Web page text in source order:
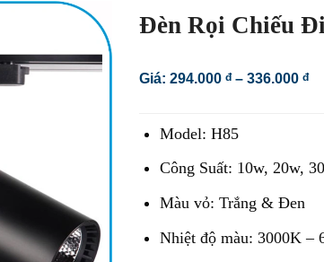
Đèn Rọi Chiếu
Giá: 294.000 đ – 336.000 đ
Model: H85
Công Suất: 10w, 20w,
Màu vỏ: Trắng & Đen
Nhiệt độ màu: 3000K –